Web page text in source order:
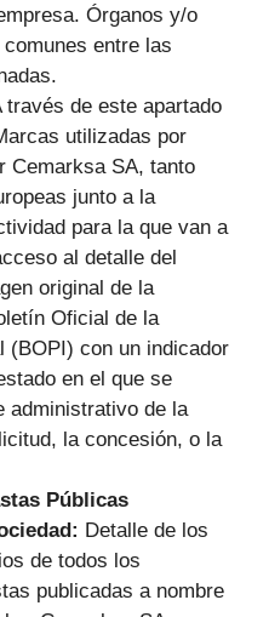
Órganos y/o
entre las
través de este apartado
utilizadas por
Cemarksa SA, tanto
junto a la
para la que van a
al detalle del
original de la
Oficial de la
(BOPI) con un indicador
en el que se
administrativo de la
la concesión, o la
Públicas
Detalle de los
de todos los
publicadas a nombre